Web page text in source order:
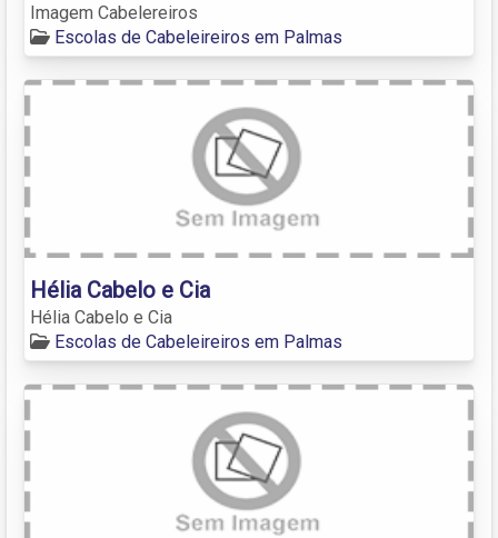
Imagem Cabelereiros
Escolas de Cabeleireiros em Palmas
Hélia Cabelo e Cia
Hélia Cabelo e Cia
Escolas de Cabeleireiros em Palmas